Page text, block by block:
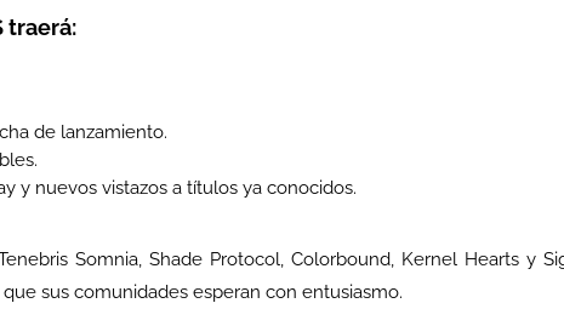
traerá:
de lanzamiento.
y nuevos vistazos a títulos ya conocidos.
Somnia, Shade Protocol, Colorbound, Kernel Hearts y
sus comunidades esperan con entusiasmo.